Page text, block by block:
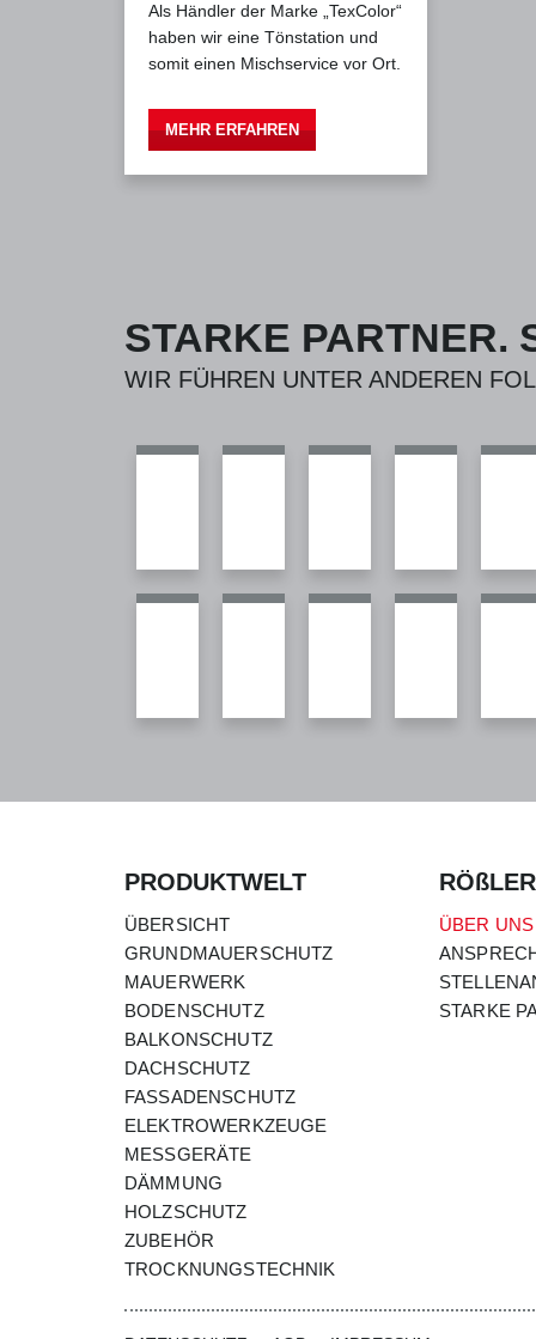
Als Händler der Marke „TexColor“
haben wir eine Tönstation und
somit einen Mischservice vor Ort.
MEHR ERFAHREN
STARKE PARTNER.
WIR FÜHREN UNTER ANDEREN
PRODUKTWELT
ÜBERSICHT
GRUNDMAUERSCHUTZ
MAUERWERK
BODENSCHUTZ
BALKONSCHUTZ
DACHSCHUTZ
FASSADENSCHUTZ
ELEKTROWERKZEUGE
MESSGERÄTE
DÄMMUNG
HOLZSCHUTZ
ZUBEHÖR
TROCKNUNGSTECHNIK
ÜBER UNS
STARKE